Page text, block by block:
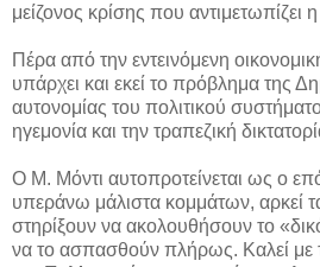
μείζονος κρίσης που αντιμετωπίζει η
Πέρα από την εντεινόμενη
υπάρχει και εκεί το πρόβλημα της
αυτονομίας του πολιτικού
ηγεμονία και την τραπεζική
Ο Μ. Μόντι αυτοπροτείνεται ως ο
υπεράνω μάλιστα κομμάτων, αρκεί
στηρίξουν να ακολουθήσουν το
να το ασπασθούν πλήρως. Καλεί με